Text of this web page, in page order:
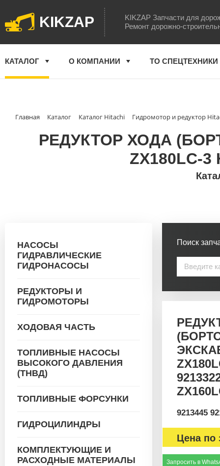
KIKZAP
KIKZAP Запчасти для
Ремонт дорожно-
КАТАЛОГ О КОМПАНИИ ТО СПЕЦТЕХНИКИ
Главная Каталог Каталог Hitachi Гидромотор и редуктор
РЕДУКТОР ХОДА
ZX180LC-3
НАСОСЫ
ГИДРАВЛИЧЕСКИЕ
ГИДРОНАСОСЫ
РЕДУКТОРЫ И
ГИДРОМОТОРЫ
ХОДОВАЯ ЧАСТЬ
ТОПЛИВНЫЕ НАСОСЫ
ВЫСОКОГО ДАВЛЕНИЯ
(ТНВД)
ТОПЛИВНЫЕ ФОРСУНКИ
ГИДРОЦИЛИНДРЫ
КОМПЛЕКТУЮЩИЕ И
РАСХОДНЫЕ МАТЕРИАЛЫ
Поиск
9213445
Цена по
Запросить в